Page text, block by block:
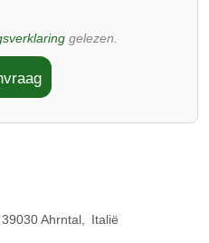
gelezen.
39030Ahrntal
Italië